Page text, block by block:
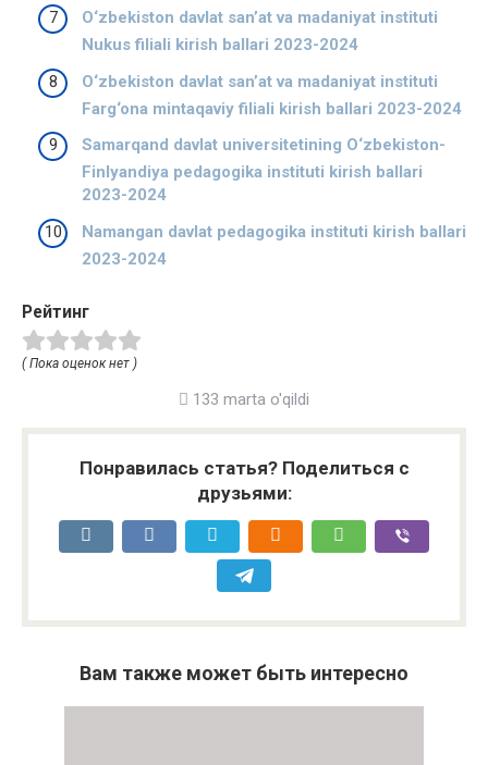
O‘zbekiston davlat sanʼat va madaniyat instituti
Nukus filiali kirish ballari 2023-2024
O‘zbekiston davlat sanʼat va madaniyat instituti
Farg‘ona mintaqaviy filiali kirish ballari 2023-2024
Samarqand davlat universitetining O‘zbekiston-
Finlyandiya pedagogika instituti kirish ballari
2023-2024
Namangan davlat pedagogika instituti kirish ballari
2023-2024
Рейтинг
( Пока оценок нет )
133 marta o'qildi
Понравилась статья? Поделиться с
друзьями:
Вам также может быть интересно